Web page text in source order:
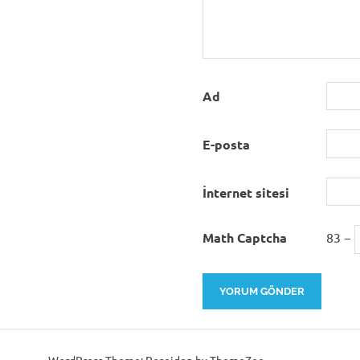
Ad
E-posta
İnternet sitesi
Math Captcha 83 −